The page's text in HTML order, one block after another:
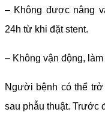
– Không được nâng
24h từ khi đặt stent.
– Không vận động,
Người bệnh có thể
sau phẫu thuật. Trước